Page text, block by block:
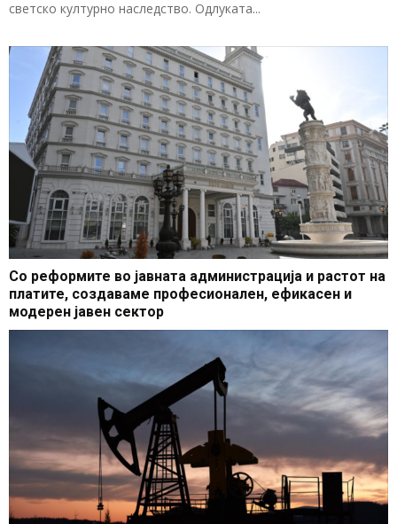
светско културно наследство. Одлуката...
Со реформите во јавната администрација и растот на
платите, создаваме професионален, ефикасен и
модерен јавен сектор